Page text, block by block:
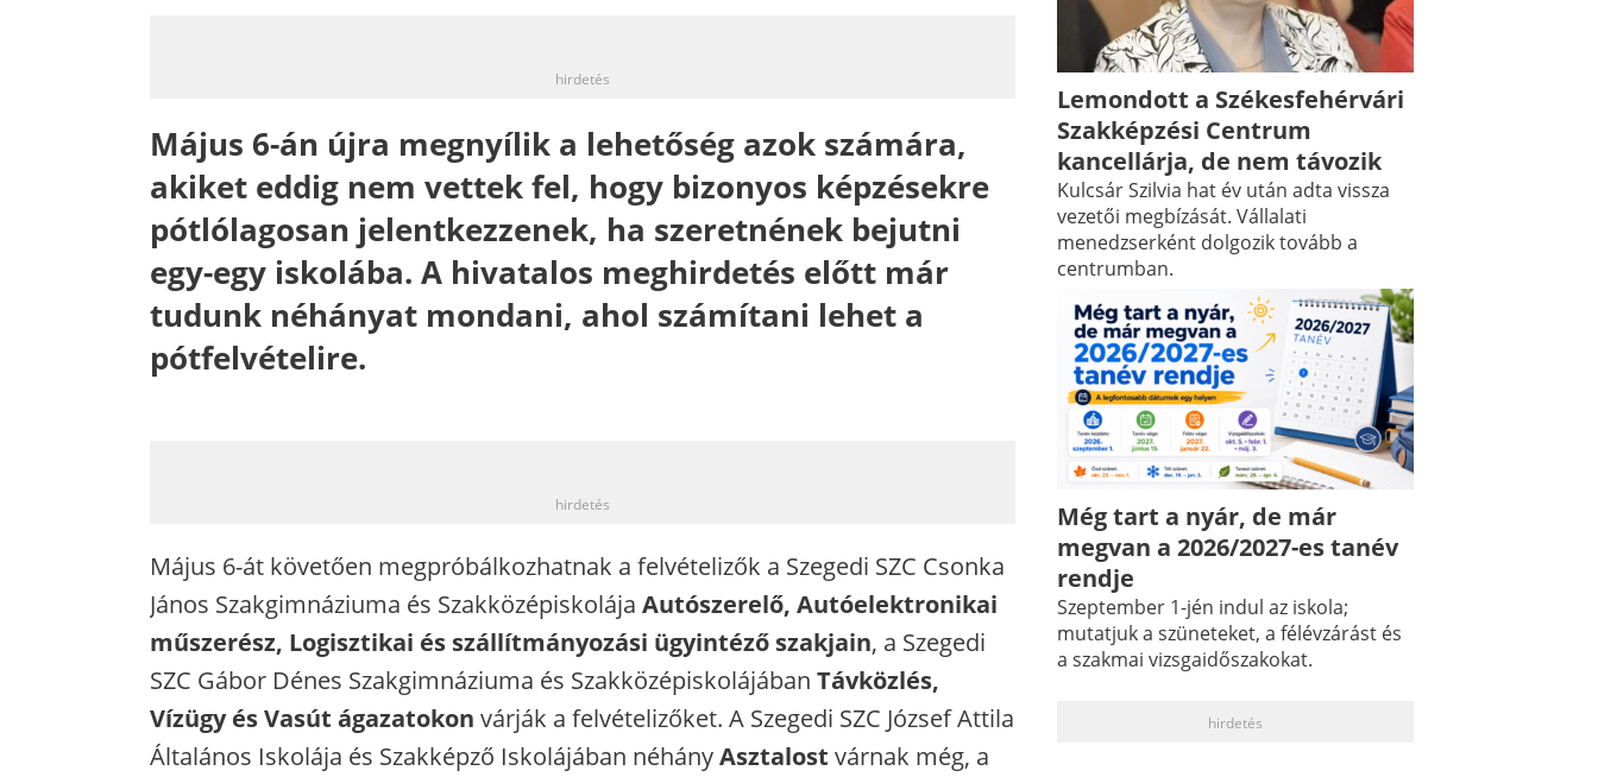
hirdetés
Május 6-án újra megnyílik a lehetőség azok számára,
akiket eddig nem vettek fel, hogy bizonyos képzésekre
pótlólagosan jelentkezzenek, ha szeretnének bejutni
egy-egy iskolába. A hivatalos meghirdetés előtt már
tudunk néhányat mondani, ahol számítani lehet a
pótfelvételire.
hirdetés
Május 6-át követően megpróbálkozhatnak a felvételizők a Szegedi SZC Csonka
János Szakgimnáziuma és Szakközépiskolája Autószerelő, Autóelektronikai
műszerész, Logisztikai és szállítmányozási ügyintéző szakjain, a Szegedi
SZC Gábor Dénes Szakgimnáziuma és Szakközépiskolájában Távközlés,
Vízügy és Vasút ágazatokon várják a felvételizőket. A Szegedi SZC József Attila
Általános Iskolája és Szakképző Iskolájában néhányAsztalost várnak még, a
Lemondott a Székesfehérvári
Szakképzési Centrum
kancellárja, de nem távozik
Kulcsár Szilvia hat év után adta vissza
vezetői megbízását. Vállalati
menedzserként dolgozik tovább a
centrumban.
Még tart a nyár, de már
megvan a 2026/2027-es tanév
rendje
Szeptember 1-jén indul az iskola;
mutatjuk a szüneteket, a félévzárást és
a szakmai vizsgaidőszakokat.
hirdetés